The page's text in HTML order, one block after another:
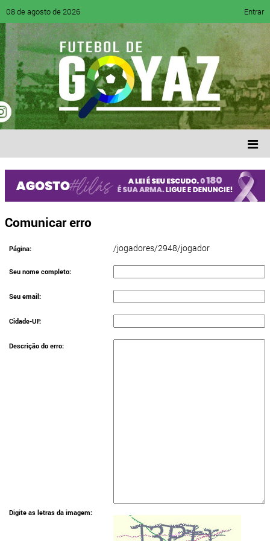
08 de agosto de 2026 Entrar
Comunicar erro
Página: /jogadores/2948/jogador
Seu nome completo:
Seu email:
Cidade-UF:
Descrição do erro:
Digite as letras da imagem: